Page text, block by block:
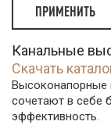
Канальные
Скачать
Высоконапорные
сочетают в себе
эффективность.